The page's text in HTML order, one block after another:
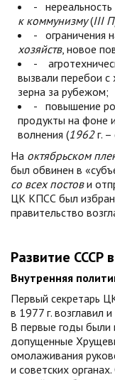
- нереальность
к коммунизму(III
- ограничения
хозяйств, новое
-
вызвали перебои с
зерна за рубежом;
- повышение
продукты на фоне
волнения (1962г. –
На октябрьском
был обвинен в
со всех постови
ЦК КПСС был избран
правительство
Развитие СССР
Внутренняя
Первый секретарь
в 1977 г. возглавил и
В первые годы были
допущенные
омолаживания
и советских